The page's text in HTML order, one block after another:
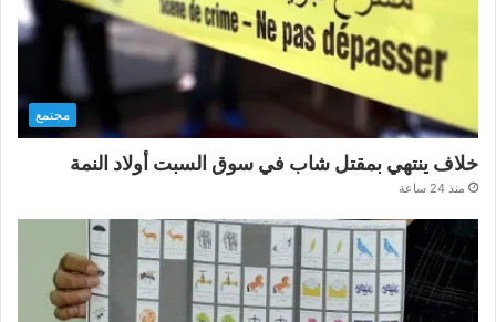
مجتمع
خلاف ينتهي بمقتل شاب في سوق السبت أولاد النمة
منذ 24 ساعة